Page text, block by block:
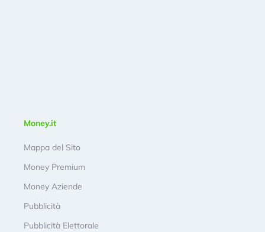
Money.it
Mappa del Sito
Money Premium
Money Aziende
Pubblicità
Pubblicità Elettorale